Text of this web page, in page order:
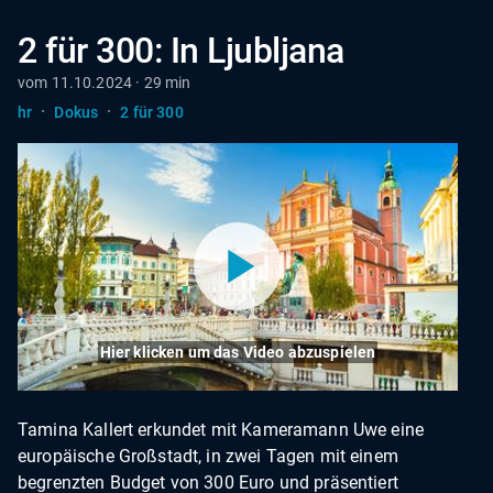
2 für 300: In Ljubljana
vom 11.10.2024 · 29 min
hr · Dokus · 2 für 300
Hier klicken um das Video abzuspielen
Tamina Kallert erkundet mit Kameramann Uwe eine
europäische Großstadt, in zwei Tagen mit einem
begrenzten Budget von 300 Euro und präsentiert